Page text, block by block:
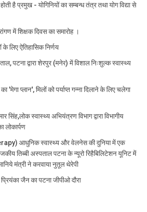
है प्रमुख - योगिनियों का सम्बन्ध तंत्र तथा योग विद्या से
में शिक्षक दिवस का समारोह ।
के लिए ऐतिहासिक निर्णय
पटना द्वारा शेरपुर (मनेर) में विशाल निःशुल्क स्वास्थ्य
'मेगा प्लान', मिलों को पर्याप्त गन्ना दिलाने के लिए चलेगा
सिंह,लोक स्वास्थ्य अभियंत्रण विभाग द्वारा विभागीय
लोकार्पण
आधुनिक स्वास्थ्य और वेलनेस की दुनिया में एक
तिब्बी अस्पताल पटना के न्यूरो रिहैबिलिटेशन यूनिट में
मंत्री ने करवाया नुतूल थेरेपी
जैन का पटना जीपीओ दौरा